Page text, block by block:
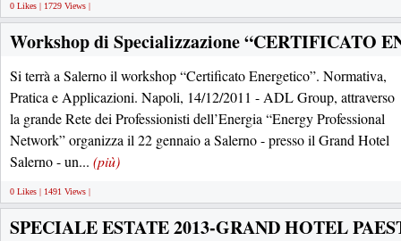
0 Likes | 1729 Views |
Workshop di Specializzazione “CERTIFICATO
Si terrà a Salerno il workshop “Certificato Energetico”. Normativa,
Pratica e Applicazioni. Napoli, 14/12/2011 - ADL Group, attraverso
la grande Rete dei Professionisti dell’Energia “Energy Professional
Network” organizza il 22 gennaio a Salerno - presso il Grand Hotel
Salerno - un... (più)
0 Likes | 1491 Views |
SPECIALE ESTATE 2013-GRAND HOTEL